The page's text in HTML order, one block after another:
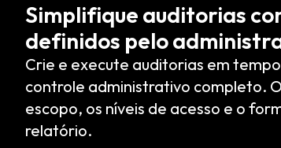
Simplifique auditorias
definidos pelo
Crie e execute auditorias em
controle administrativo completo.
escopo, os níveis de acesso e o
relatório.